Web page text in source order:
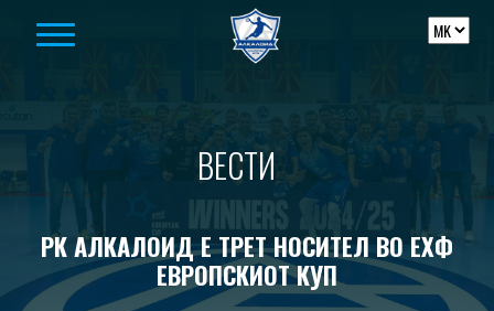
ВЕСТИ
РК АЛКАЛОИД Е ТРЕТ НОСИТЕЛ ВО ЕХФ
ЕВРОПСКИОТ КУП